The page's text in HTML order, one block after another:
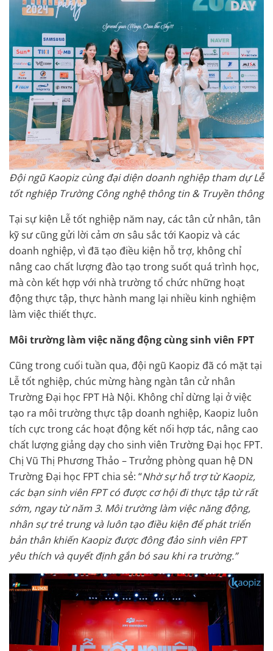
Đội ngũ Kaopiz cùng đại diện doanh nghiệp tham dự Lễ
tốt nghiệp Trường Công nghệ thông tin & Truyền thông
Tại sự kiện Lễ tốt nghiệp năm nay, các tân cử nhân, tân
kỹ sư cũng gửi lời cảm ơn sâu sắc tới Kaopiz và các
doanh nghiệp, vì đã tạo điều kiện hỗ trợ, không chỉ
nâng cao chất lượng đào tạo trong suốt quá trình học,
mà còn kết hợp với nhà trường tổ chức những hoạt
động thực tập, thực hành mang lại nhiều kinh nghiệm
làm việc thiết thực.
Môi trường làm việc năng động cùng sinh viên FPT
Cũng trong cuối tuần qua, đội ngũ Kaopiz đã có mặt tại
Lễ tốt nghiệp, chúc mừng hàng ngàn tân cử nhân
Trường Đại học FPT Hà Nội. Không chỉ dừng lại ở việc
tạo ra môi trường thực tập doanh nghiệp, Kaopiz luôn
tích cực trong các hoạt động kết nối hợp tác, nâng cao
chất lượng giảng dạy cho sinh viên Trường Đại học FPT.
Chị Vũ Thị Phương Thảo – Trưởng phòng quan hệ DN
Trường Đại học FPT chia sẻ: “Nhờ sự hỗ trợ từ Kaopiz,
các bạn sinh viên FPT có được cơ hội đi thực tập từ rất
sớm, ngay từ năm 3. Môi trường làm việc năng động,
nhân sự trẻ trung và luôn tạo điều kiện để phát triển
bản thân khiến Kaopiz được đông đảo sinh viên FPT
yêu thích và quyết định gắn bó sau khi ra trường.”